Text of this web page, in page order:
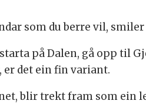
som du berre vil, smiler
på Dalen, gå opp til
det ein fin variant.
blir trekt fram som ein